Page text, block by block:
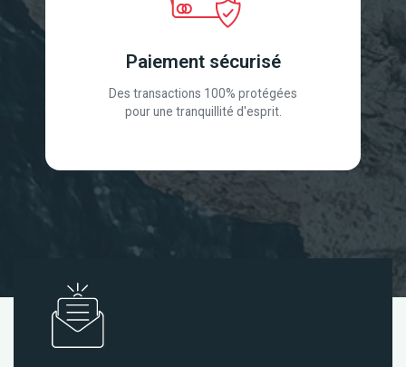
Paiement sécurisé
Des transactions 100% protégées
pour une tranquillité d'esprit.